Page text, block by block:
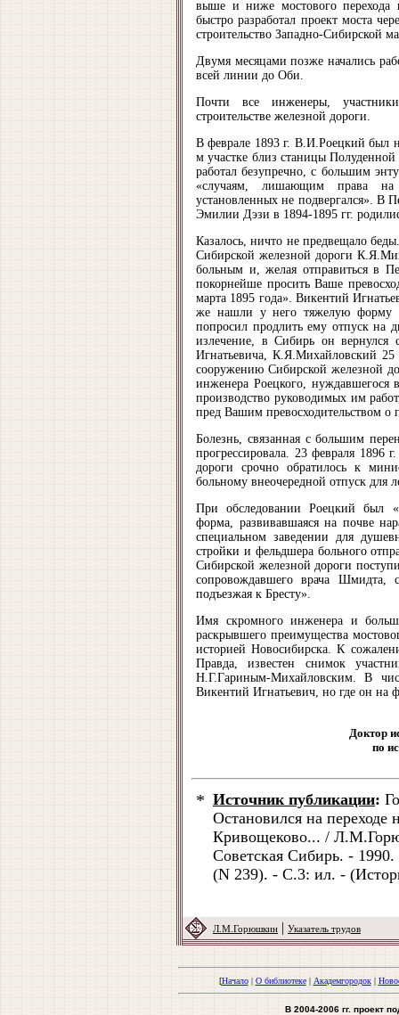
выше и ниже мостового
быстро разработал проект моста
строительство Западно-Сибирской
Двумя месяцами позже начались
всей линии до Оби.
Почти все инженеры,
строительстве железной дороги.
В феврале 1893 г. В.И.Роецкий был
м участке близ станицы
работал безупречно, с большим
«случаям, лишающим права на
установленных не подвергался». В
Эмилии Дэзи в 1894-1895 гг.
Казалось, ничто не предвещало
Сибирской железной дороги
больным и, желая отправиться в
покорнейше просить Ваше
марта 1895 года». Викентий
же нашли у него тяжелую форму
попросил продлить ему отпуск на
излечение, в Сибирь он вернулся
Игнатьевича, К.Я.Михайловский
сооружению Сибирской железной
инженера Роецкого, нуждавшегося
производство руководимых им
пред Вашим превосходительством
Болезнь, связанная с большим
прогрессировала. 23 февраля 1896
дороги срочно обратилось к
больному внеочередной отпуск для
При обследовании Роецкий был
форма, развивавшаяся на почве
специальном заведении для
стройки и фельдшера больного
Сибирской железной дороги
сопровождавшего врача Шмидта,
подъезжая к Бресту».
Имя скромного инженера и
раскрывшего преимущества
историей Новосибирска. К
Правда, известен снимок
Н.Г.Гариным-Михайловским. В
Викентий Игнатьевич, но где он на
Доктор
по
* Источник публикации:
Остановился на переходе
Кривощеково... /
Советская Сибирь. - 1990.
(N 239). - С.3: ил. -
Л.М.Горюшкин | Указатель трудов
[Начало| О библиотеке| Академгородок|
В 2004-2006 гг. проект